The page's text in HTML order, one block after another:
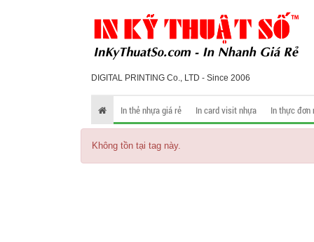
DIGITAL PRINTING Co., LTD - Since 2006
In thẻ nhựa giá rẻ In card visit nhựa In thực đơn
Không tồn tại tag này.